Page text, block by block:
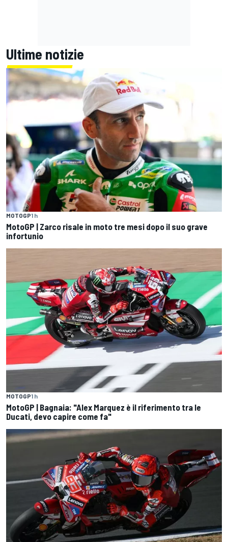
Ultime notizie
MOTOGP1 h
MotoGP | Zarco risale in moto tre mesi dopo il suo grave
infortunio
MOTOGP1 h
MotoGP | Bagnaia: "Alex Marquez è il riferimento tra le
Ducati, devo capire come fa"